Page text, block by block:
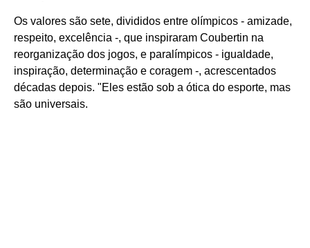
Os valores são sete, divididos entre olímpicos - amizade,
respeito, excelência -, que inspiraram Coubertin na
reorganização dos jogos, e paralímpicos - igualdade,
inspiração, determinação e coragem -, acrescentados
décadas depois. "Eles estão sob a ótica do esporte, mas
são universais.